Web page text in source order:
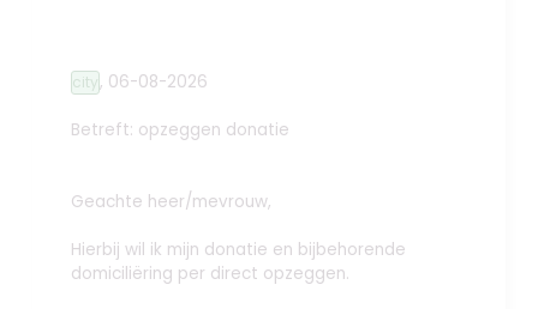
city, 06-08-2026
Betreft: opzeggen donatie
Geachte heer/mevrouw,
Hierbij wil ik mijn donatie en bijbehorende
domiciliëring per direct opzeggen.